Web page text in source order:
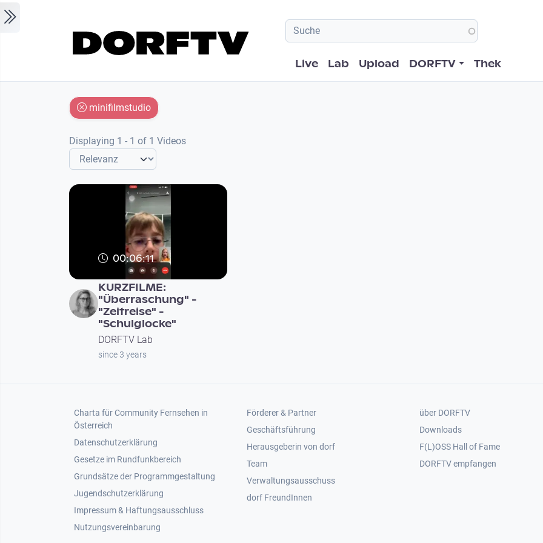
Hauptnavigation
Live Lab Upload DORFTV Thek
minifilmstudio
Displaying 1 - 1 of 1 Videos
00:06:11
KURZFILME:
"Überraschung" -
"Zeitreise" -
"Schulglocke"
DORFTV Lab
since 3 years
Footer 1
Charta für Community Fernsehen in
Österreich
Datenschutzerklärung
Gesetze im Rundfunkbereich
Grundsätze der Programmgestaltung
Jugendschutzerklärung
Impressum & Haftungsausschluss
Nutzungsvereinbarung
Footer 2
Förderer & Partner
Geschäftsführung
Herausgeberin von dorf
Team
Verwaltungsausschuss
dorf FreundInnen
Footer 3
über DORFTV
Downloads
F(L)OSS Hall of Fame
Footer 4
DORFTV empfangen